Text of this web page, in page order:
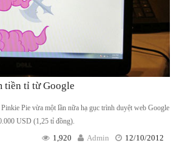
tiền tỉ từ Google
Pie vừa một lần nữa hạ gục trình duyệt web Google
USD (1,25 tỉ đồng).
12/10/2012
Admin
1,920